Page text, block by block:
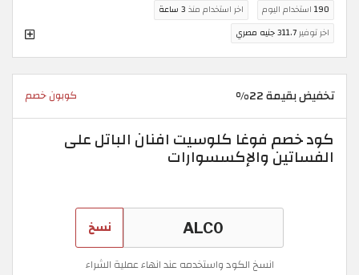
190 استخدام اليوم اخر استخدام منذ 3 ساعة
اخر توفير311.7 جنيه مصري
تخفيض بقيمة 22% كوبون خصم
كود خصم فوغا كلوسيت افنان الباتل على
الفساتين والإكسسوارات
نسخ
انسخ الكود واستخدمه عند انهاء عملية الشراء